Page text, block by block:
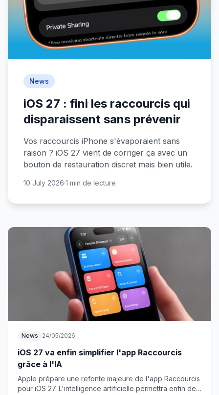
News
iOS 27 : fini les raccourcis qui
disparaissent sans prévenir
Vos raccourcis iPhone s'évaporaient sans
raison ? iOS 27 vient de corriger ça avec un
bouton de restauration discret mais bien utile.
10 July 2026·1 min de lecture
News 24/05/2026
iOS 27 va enfin simplifier l'app Raccourcis
grâce à l'IA
Apple prépare une refonte majeure de l'app Raccourcis
pour iOS 27. L'intelligence artificielle permettra enfin de